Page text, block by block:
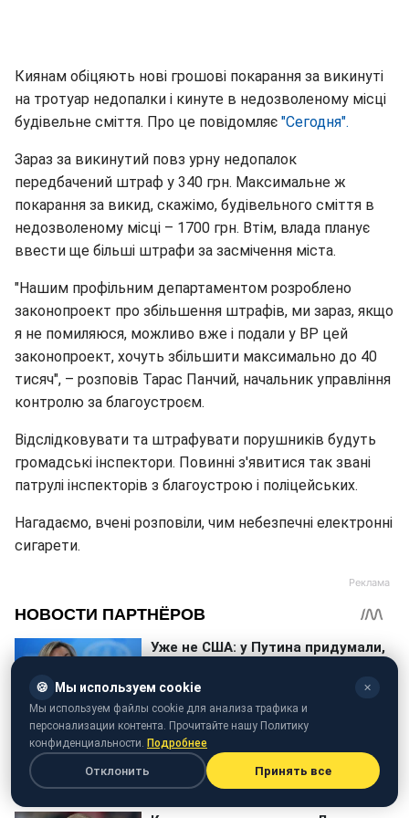
Киянам обіцяють нові грошові покарання за викинуті
на тротуар недопалки і кинуте в недозволеному місці
будівельне сміття. Про це повідомляє "Сегодня".
Зараз за викинутий повз урну недопалок
передбачений штраф у 340 грн. Максимальне ж
покарання за викид, скажімо, будівельного сміття в
недозволеному місці – 1700 грн. Втім, влада планує
ввести ще більші штрафи за засмічення міста.
"Нашим профільним департаментом розроблено
законопроект про збільшення штрафів, ми зараз, якщо
я не помиляюся, можливо вже і подали у ВР цей
законопроект, хочуть збільшити максимально до 40
тисяч", – розповів Тарас Панчий, начальник управління
контролю за благоустроєм.
Відслідковувати та штрафувати порушників будуть
громадські інспектори. Повинні з'явитися так звані
патрулі інспекторів з благоустрою і поліцейських.
Нагадаємо, вчені розповіли, чим небезпечні електронні
сигарети.
🍪 Мы используем cookie ✕
Мы используем файлы cookie для анализа трафика и
персонализации контента. Прочитайте нашу Политику
конфиденциальности. Подробнее
Отклонить Принять все